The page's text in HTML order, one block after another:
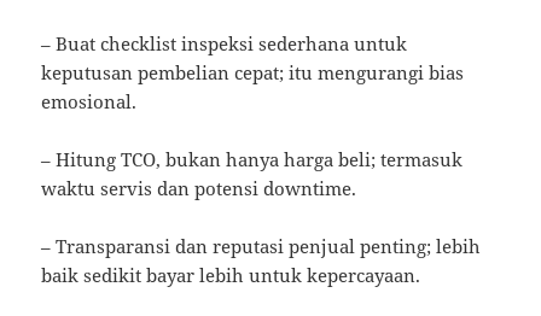
– Buat checklist inspeksi sederhana untuk
keputusan pembelian cepat; itu mengurangi bias
emosional.
– Hitung TCO, bukan hanya harga beli; termasuk
waktu servis dan potensi downtime.
– Transparansi dan reputasi penjual penting; lebih
baik sedikit bayar lebih untuk kepercayaan.